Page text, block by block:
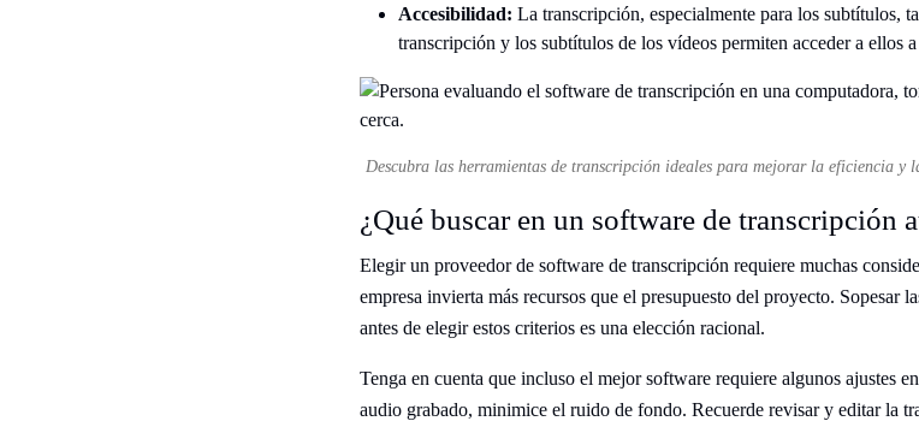
Accesibilidad: La transcripción, especialmente para los subtítulos,
transcripción y los subtítulos de los vídeos permiten acceder a ellos
Descubra las herramientas de transcripción ideales para mejorar la eficiencia y
¿Qué buscar en un software de transcripción
Elegir un proveedor de software de transcripción requiere muchas
empresa invierta más recursos que el presupuesto del proyecto. Sopesar
antes de elegir estos criterios es una elección racional.
Tenga en cuenta que incluso el mejor software requiere algunos ajustes
audio grabado, minimice el ruido de fondo. Recuerde revisar y editar la